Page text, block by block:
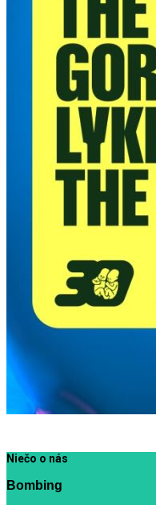
Niečo o nás
Bombing